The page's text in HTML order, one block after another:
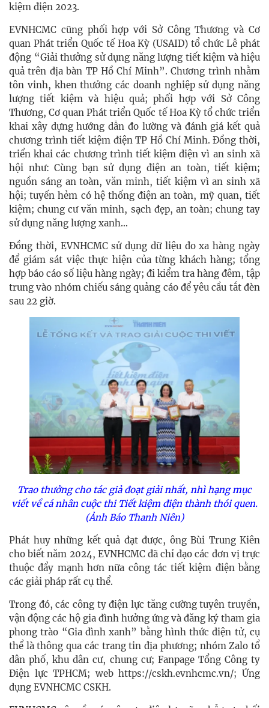
kiệm điện 2023.
EVNHCMC cũng phối hợp với Sở Công Thương và Cơ
quan Phát triển Quốc tế Hoa Kỳ (USAID) tổ chức Lễ phát
động “Giải thưởng sử dụng năng lượng tiết kiệm và hiệu
quả trên địa bàn TP Hồ Chí Minh”. Chương trình nhằm
tôn vinh, khen thưởng các doanh nghiệp sử dụng năng
lượng tiết kiệm và hiệu quả; phối hợp với Sở Công
Thương, Cơ quan Phát triển Quốc tế Hoa Kỳ tổ chức triển
khai xây dựng hướng dẫn đo lường và đánh giá kết quả
chương trình tiết kiệm điện TP Hồ Chí Minh. Đồng thời,
triển khai các chương trình tiết kiệm điện vì an sinh xã
hội như: Cùng bạn sử dụng điện an toàn, tiết kiệm;
nguồn sáng an toàn, văn minh, tiết kiệm vì an sinh xã
hội; tuyến hẻm có hệ thống điện an toàn, mỹ quan, tiết
kiệm; chung cư văn minh, sạch đẹp, an toàn; chung tay
sử dụng năng lượng xanh…
Đồng thời, EVNHCMC sử dụng dữ liệu đo xa hàng ngày
để giám sát việc thực hiện của từng khách hàng; tổng
hợp báo cáo số liệu hàng ngày; đi kiểm tra hàng đêm, tập
trung vào nhóm chiếu sáng quảng cáo để yêu cầu tắt đèn
sau 22 giờ.
Trao thưởng cho tác giả đoạt giải nhất, nhì hạng mục
viết về cá nhân cuộc thi Tiết kiệm điện thành thói quen.
(Ảnh Báo Thanh Niên)
Phát huy những kết quả đạt được, ông Bùi Trung Kiên
cho biết năm 2024, EVNHCMC đã chỉ đạo các đơn vị trực
thuộc đẩy mạnh hơn nữa công tác tiết kiệm điện bằng
các giải pháp rất cụ thể.
Trong đó, các công ty điện lực tăng cường tuyên truyền,
vận động các hộ gia đình hưởng ứng và đăng ký tham gia
phong trào “Gia đình xanh” bằng hình thức điện tử, cụ
thể là thông qua các trang tin địa phương; nhóm Zalo tổ
dân phố, khu dân cư, chung cư; Fanpage Tổng Công ty
Điện lực TPHCM; web https://cskh.evnhcmc.vn/; Ứng
dụng EVNHCMC CSKH.